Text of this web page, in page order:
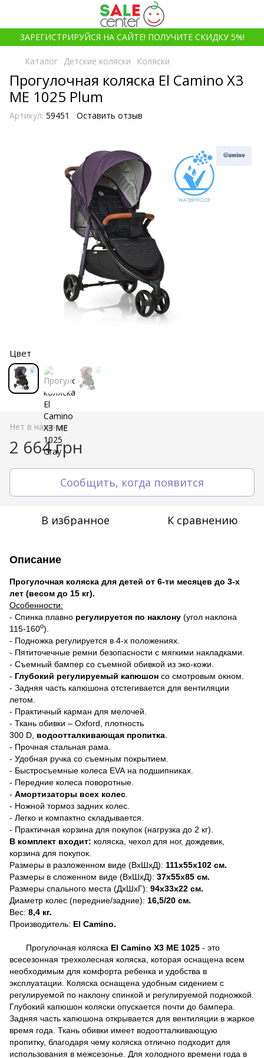
ЗАРЕГИСТРИРУЙСЯ НА САЙТЕ! ПОЛУЧИТЕ СКИДКУ 5%!
Каталог Детские коляски Коляски
Прогулочная коляска El Camino X3
ME 1025 Plum
Артикул: 59451 Оставить отзыв
Цвет
Нет в наличии
2 664 грн
Сообщить, когда появится
В избранное К сравнению
Описание
Прогулочная коляска для детей от 6-ти месяцев до 3-х
лет (весом до 15 кг).
Особенности:
- Спинка плавно регулируется по наклону (угол наклона
115-160о).
- Подножка регулируется в 4-х положениях.
- Пятиточечные ремни безопасности с мягкими накладками.
- Съемный бампер со съемной обивкой из эко-кожи.
- Глубокий регулируемый капюшон со смотровым окном.
- Задняя часть капюшона отстегивается для вентиляции
летом.
- Практичный карман для мелочей.
- Ткань обивки – Oxford, плотность
300 D, водоотталкивающая пропитка
- Прочная стальная рама.
- Удобная ручка со съемным покрытием.
- Быстросъемные колеса EVA на подшипниках.
- Передние колеса поворотные.
- Амортизаторы всех колес
- Ножной тормоз задних колес.
- Легко и компактно складывается.
- Практичная корзина для покупок (нагрузка до 2 кг).
В комплект входит: коляска, чехол для ног, дождевик,
корзина для покупок.
Размеры в разложенном виде (ВхШхД): 111х55х102 см.
Размеры в сложенном виде (ВхШхД): 37х55х85 см.
Размеры спального места (ДхШхГ): 94х33х22 см.
Диаметр колес (передние/задние): 16,5/20 см.
Вес: 8,4 кг.
Производитель: El Camino.
Прогулочная коляска El Camino X3 ME 1025 - это
всесезонная трехколесная коляска, которая оснащена всем
необходимым для комфорта ребенка и удобства в
эксплуатации. Коляска оснащена удобным сидением с
регулируемой по наклону спинкой и регулируемой подножкой.
Глубокий капюшон коляски опускается почти до бампера.
Задняя часть капюшона открывается для вентиляции в жаркое
время года. Ткань обивки имеет водоотталкивающую
пропитку, благодаря чему коляска отлично подходит для
использования в межсезонье. Для холодного времени года в